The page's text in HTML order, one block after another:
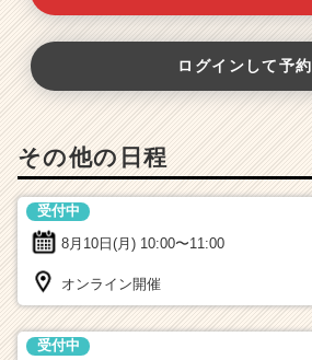
ログインして予約
その他の日程
8月10日(月) 10:00〜11:00
受付中
オンライン開催
受付中